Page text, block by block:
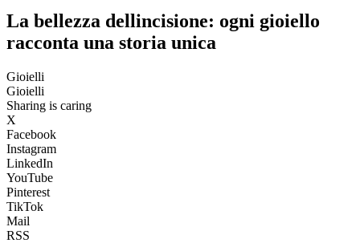
La bellezza dellincisione: ogni gioiello
racconta una storia unica
Gioielli
Gioielli
Sharing is caring
X
Facebook
Instagram
LinkedIn
YouTube
Pinterest
TikTok
Mail
RSS